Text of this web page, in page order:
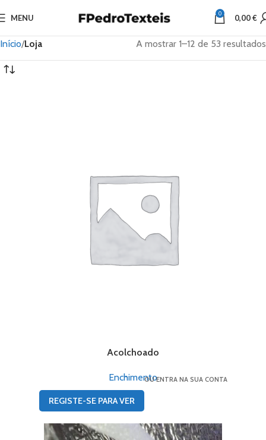
MENU 0 0,00€
Início Loja A mostrar 1–12 de 53 resultados
Acolchoado
Enchimento
REGISTE-SE PARA VER
OU ENTRA NA SUA CONTA